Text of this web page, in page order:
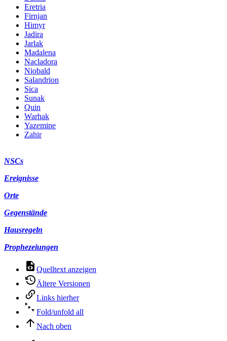
Eretria
Firnjan
Himyr
Jadira
Jarlak
Madalena
Nacladora
Niobald
Salandrion
Sica
Sunak
Quin
Warhak
Yazemine
Zahir
NSCs
Ereignisse
Orte
Gegenstände
Hausregeln
Prophezeiungen
Quelltext anzeigen
Ältere Versionen
Links hierher
Fold/unfold all
Nach oben